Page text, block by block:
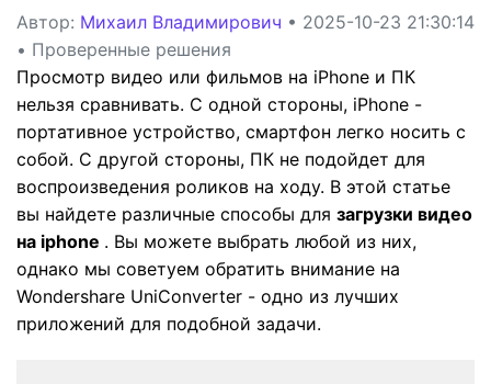
Автор: Михаил Владимирович • 2025-10-23 21:30:14
• Проверенные решения
Просмотр видео или фильмов на iPhone и ПК
нельзя сравнивать. С одной стороны, iPhone -
портативное устройство, смартфон легко носить с
собой. С другой стороны, ПК не подойдет для
воспроизведения роликов на ходу. В этой статье
вы найдете различные способы для загрузки видео
на iphone . Вы можете выбрать любой из них,
однако мы советуем обратить внимание на
Wondershare UniConverter - одно из лучших
приложений для подобной задачи.